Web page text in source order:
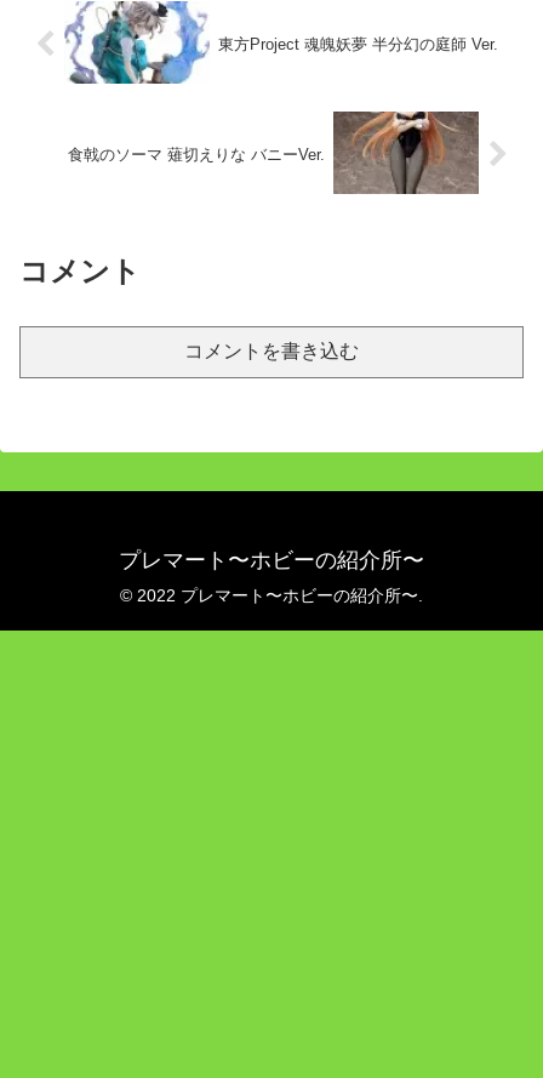
東方Project 魂魄妖夢 半分幻の庭師 Ver.
食戟のソーマ 薙切えりな バニーVer.
コメント
コメントを書き込む
プレマート〜ホビーの紹介所〜
© 2022 プレマート〜ホビーの紹介所〜.